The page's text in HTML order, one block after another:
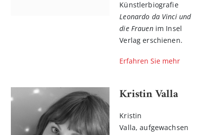
Künstlerbiografie
Leonardo da Vinci und
die Frauenim Insel
Verlag erschienen.
Erfahren Sie mehr
Kristin Valla
Kristin
Valla, aufgewachsen